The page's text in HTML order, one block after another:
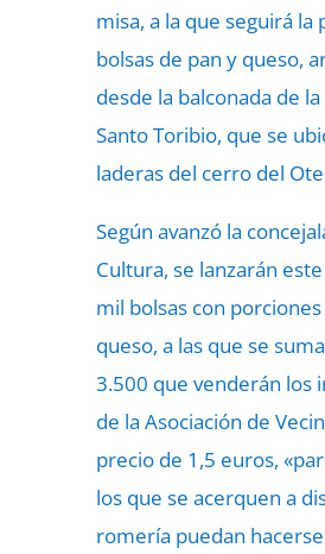
misa, a la que seguirá la
bolsas de pan y queso,
desde la balconada de
Santo Toribio, que se
laderas del cerro del
Según avanzó la
Cultura, se lanzarán
mil bolsas con
queso, a las que se
3.500 que venderán los
de la Asociación de
precio de 1,5 euros,
los que se acerquen a
romería puedan